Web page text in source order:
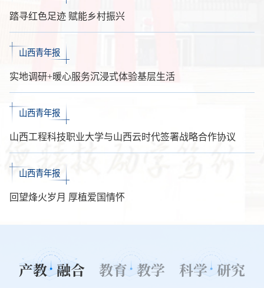
踏寻红色足迹 赋能乡村振兴
山西青年报
实地调研+暖心服务沉浸式体验基层生活
山西青年报
山西工程科技职业大学与山西云时代签署战略合作协议
山西青年报
回望烽火岁月 厚植爱国情怀
产教 融合 教育 教学 科学 研究